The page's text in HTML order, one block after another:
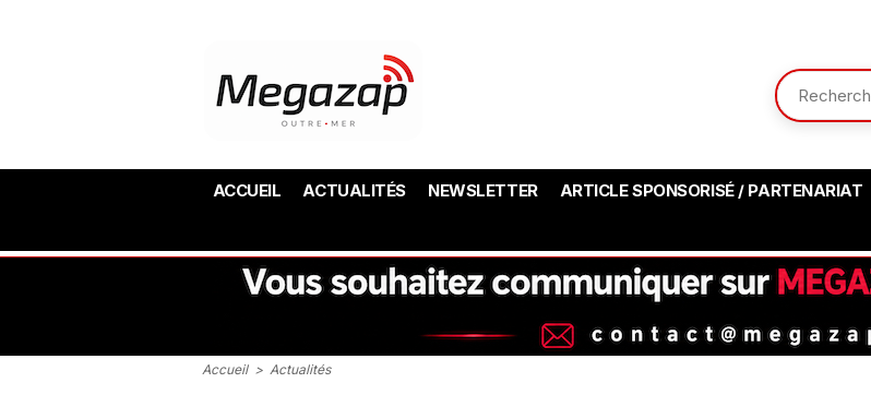
ACCUEIL ACTUALITÉS NEWSLETTER ARTICLE SPONSORISÉ / PARTENARIAT
Accueil > Actualités